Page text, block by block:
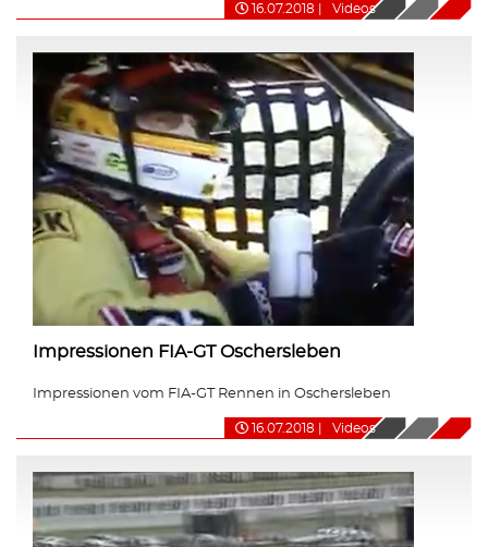
16.07.2018 Videos
Impressionen FIA-GT Oschersleben
Impressionen vom FIA-GT Rennen in Oschersleben
16.07.2018 Videos